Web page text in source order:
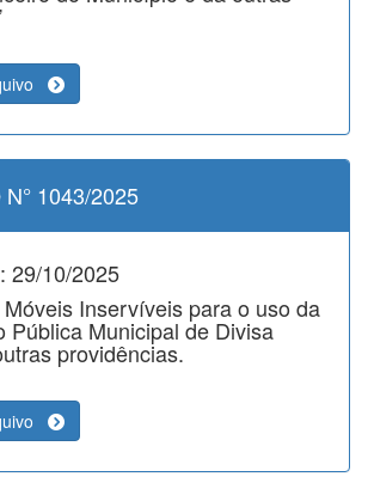
1043/2025
29/10/2025
Inservíveis para o uso da
Pública Municipal de Divisa
providências.